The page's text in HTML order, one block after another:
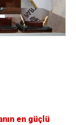
en güçlü